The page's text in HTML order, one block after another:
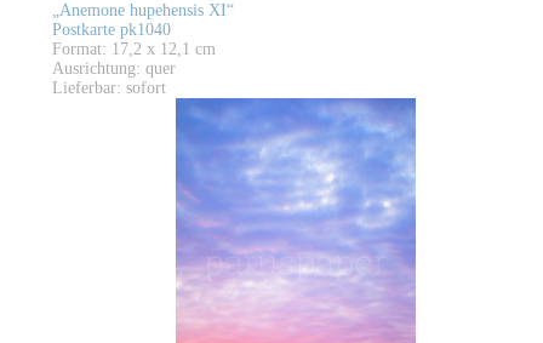
„Anemone hupehensis XI“
Postkarte pk1040
Format: 17,2 x 12,1 cm
Ausrichtung: quer
Lieferbar: sofort